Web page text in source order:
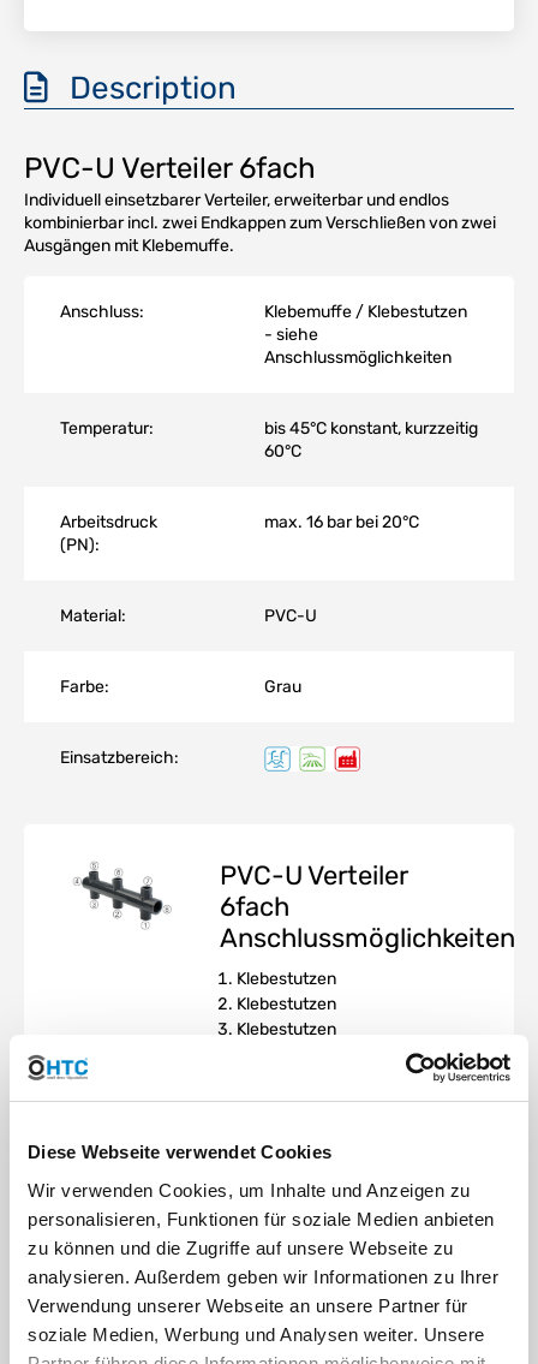
Diese Webseite verwendet Cookies
Wir verwenden Cookies, um Inhalte und Anzeigen zu
personalisieren, Funktionen für soziale Medien anbieten
zu können und die Zugriffe auf unsere Webseite zu
analysieren. Außerdem geben wir Informationen zu Ihrer
Verwendung unserer Webseite an unsere Partner für
soziale Medien, Werbung und Analysen weiter. Unsere
Description
PVC-U Verteiler 6fach
Individuell einsetzbarer Verteiler, erweiterbar und endlos
kombinierbar incl. zwei Endkappen zum Verschließen von zwei
Ausgängen mit Klebemuffe.
Anschluss:
Klebemuffe / Klebestutzen
- siehe
Anschlussmöglichkeiten
Temperatur:
bis 45°C konstant, kurzzeitig
60°C
Arbeitsdruck
(PN):
max. 16 bar bei 20°C
Material: PVC-U
Farbe: Grau
Einsatzbereich:
PVC-U Verteiler
6fach
Anschlussmöglichkeiten
Klebestutzen
Klebestutzen
Klebestutzen
Klebemuffe (verschließbar mit
beiliegender Klebekappe)
Klebestutzen
Klebestutzen
Klebemuffe (verschließbar mit
beiliegender Klebekappe)